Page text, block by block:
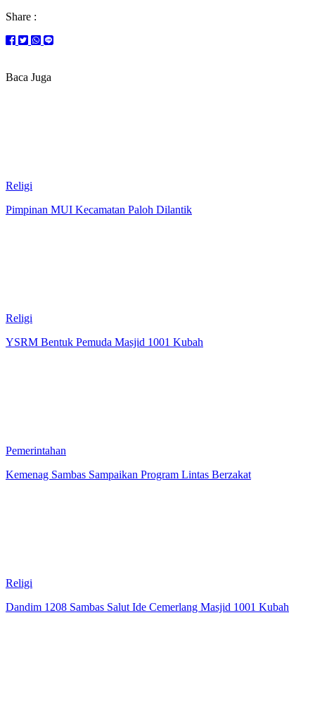
Share :
Baca Juga
Religi
Pimpinan MUI Kecamatan Paloh Dilantik
Religi
YSRM Bentuk Pemuda Masjid 1001 Kubah
Pemerintahan
Kemenag Sambas Sampaikan Program Lintas Berzakat
Religi
Dandim 1208 Sambas Salut Ide Cemerlang Masjid 1001 Kubah